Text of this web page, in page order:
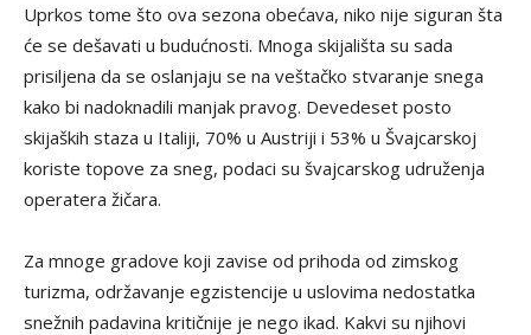
Uprkos tome što ova sezona obećava, niko nije siguran šta
će se dešavati u budućnosti. Mnoga skijališta su sada
prisiljena da se oslanjaju se na veštačko stvaranje snega
kako bi nadoknadili manjak pravog. Devedeset posto
skijaških staza u Italiji, 70% u Austriji i 53% u Švajcarskoj
koriste topove za sneg, podaci su švajcarskog udruženja
operatera žičara.
Za mnoge gradove koji zavise od prihoda od zimskog
turizma, održavanje egzistencije u uslovima nedostatka
snežnih padavina kritičnije je nego ikad. Kakvi su njihovi